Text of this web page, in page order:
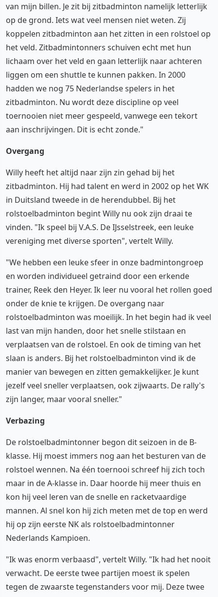
van mijn billen. Je zit bij zitbadminton namelijk letterlijk
op de grond. Iets wat veel mensen niet weten. Zij
koppelen zitbadminton aan het zitten in een rolstoel op
het veld. Zitbadmintonners schuiven echt met hun
lichaam over het veld en gaan letterlijk naar achteren
liggen om een shuttle te kunnen pakken. In 2000
hadden we nog 75 Nederlandse spelers in het
zitbadminton. Nu wordt deze discipline op veel
toernooien niet meer gespeeld, vanwege een tekort
aan inschrijvingen. Dit is echt zonde."
Overgang
Willy heeft het altijd naar zijn zin gehad bij het
zitbadminton. Hij had talent en werd in 2002 op het WK
in Duitsland tweede in de herendubbel. Bij het
rolstoelbadminton begint Willy nu ook zijn draai te
vinden. "Ik speel bij V.A.S. De IJsselstreek, een leuke
vereniging met diverse sporten", vertelt Willy.
"We hebben een leuke sfeer in onze badmintongroep
en worden individueel getraind door een erkende
trainer, Reek den Heyer. Ik leer nu vooral het rollen goed
onder de knie te krijgen. De overgang naar
rolstoelbadminton was moeilijk. In het begin had ik veel
last van mijn handen, door het snelle stilstaan en
verplaatsen van de rolstoel. En ook de timing van het
slaan is anders. Bij het rolstoelbadminton vind ik de
manier van bewegen en zitten gemakkelijker. Je kunt
jezelf veel sneller verplaatsen, ook zijwaarts. De rally's
zijn langer, maar vooral sneller."
Verbazing
De rolstoelbadmintonner begon dit seizoen in de B-
klasse. Hij moest immers nog aan het besturen van de
rolstoel wennen. Na één toernooi schreef hij zich toch
maar in de A-klasse in. Daar hoorde hij meer thuis en
kon hij veel leren van de snelle en racketvaardige
mannen. Al snel kon hij zich meten met de top en werd
hij op zijn eerste NK als rolstoelbadmintonner
Nederlands Kampioen.
"Ik was enorm verbaasd", vertelt Willy. "Ik had het nooit
verwacht. De eerste twee partijen moest ik spelen
tegen de zwaarste tegenstanders voor mij. Deze twee